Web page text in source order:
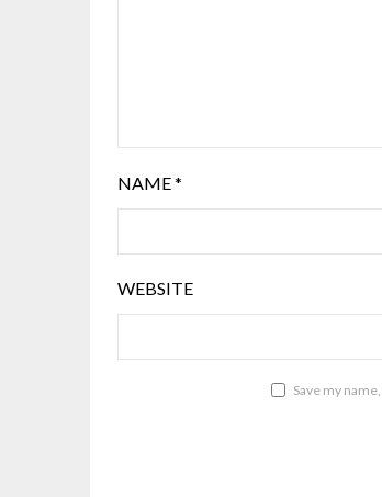
NAME*
WEBSITE
Save my